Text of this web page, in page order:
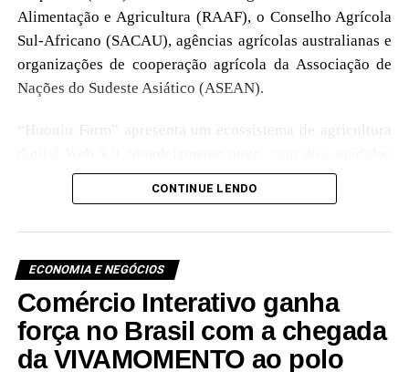
Alimentação e Agricultura (RAAF), o Conselho Agrícola
Sul-Africano (SACAU), agências agrícolas australianas e
organizações de cooperação agrícola da Associação de
Nações do Sudeste Asiático (ASEAN).
“Huoniu Farm” apresenta um ecossistema de agricultura
principais com lançamento previsto: o jogo de cultivo
“Huoniu Farming” e o jogo de previsão “Huoniu Trade”.
serve como uma plataforma de ecossistema abrangente
focada em operações agrícolas físicas, digitalização
agrícola e distribuição transfronteiriça de produtos
agrícolas. Com quase US$ 10 bilhões em ativos físicos
globais, “Huoniu Farm” abrange países em
CONTINUE LENDO
ECONOMIA E NEGÓCIOS
Comércio Interativo ganha
força no Brasil com a chegada
da VIVAMOMENTO ao polo